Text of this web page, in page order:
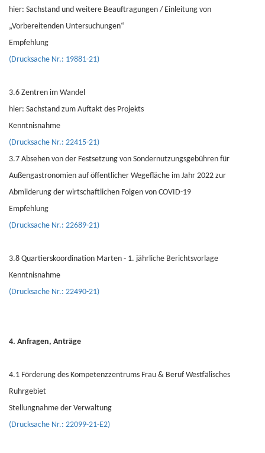
hier: Sachstand und weitere Beauftragungen / Einleitung von
„Vorbereitenden Untersuchungen“
Empfehlung
(Drucksache Nr.: 19881-21)
3.6 Zentren im Wandel
hier: Sachstand zum Auftakt des Projekts
Kenntnisnahme
(Drucksache Nr.: 22415-21)
3.7 Absehen von der Festsetzung von Sondernutzungsgebühren für
Außengastronomien auf öffentlicher Wegefläche im Jahr 2022 zur
Abmilderung der wirtschaftlichen Folgen von COVID-19
Empfehlung
(Drucksache Nr.: 22689-21)
3.8 Quartierskoordination Marten - 1. jährliche Berichtsvorlage
Kenntnisnahme
(Drucksache Nr.: 22490-21)
4. Anfragen, Anträge
4.1 Förderung des Kompetenzzentrums Frau & Beruf Westfälisches
Ruhrgebiet
Stellungnahme der Verwaltung
(Drucksache Nr.: 22099-21-E2)